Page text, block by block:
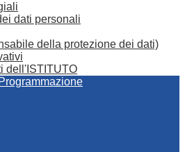
dati personali
della protezione dei dati)
dell'ISTITUTO